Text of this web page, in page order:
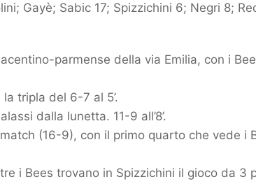
Gayè; Sabic 17; Spizzichini 6; Negri 8;
parmense della via Emilia, con i
tripla del 6-7 al 5’.
dalla lunetta. 11-9 all’8’.
(16-9), con il primo quarto che vede i
i Bees trovano in Spizzichini il gioco da 3